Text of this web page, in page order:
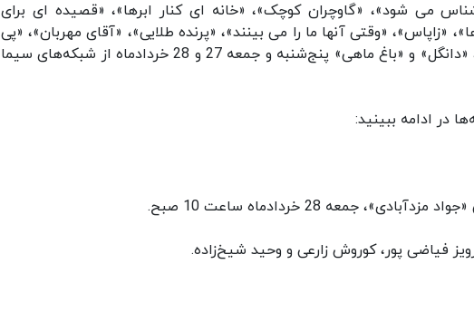
می شود»، «گاوچران کوچک»، «خانه ای کنار ابرها»، «قصیده ای برای
«وقتی آنها ما را می بینند»، «پرنده طلایی»، «آقای مهربان»، «پی
22»، «مامان بهروز منو زد»، «حاجی واشنگتن»، «دانگل» و «باغ ماهی» پنج‌شنبه و جمعه 27 و 28 خردادماه از شبکه‌های سیما
در ادامه ببینید:
جمعه 28 خردادماه ساعت 10 صبح.
فیاضی پور، کوروش زارعی و وحید شیخ‌زاده.